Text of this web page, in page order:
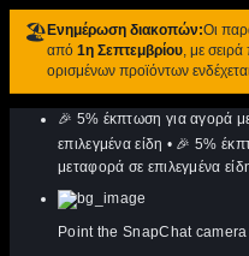
🏖️ Ενημέρωση διακοπών:Οι
από 1η Σεπτεμβρίου, με
ορισμένων προϊόντων
περιεχόμενο
🎉 5% έκπτωση για αγορά
επιλεγμένα είδη • 🎉 5%
μεταφορά σε επιλεγμένα
Point the SnapChat